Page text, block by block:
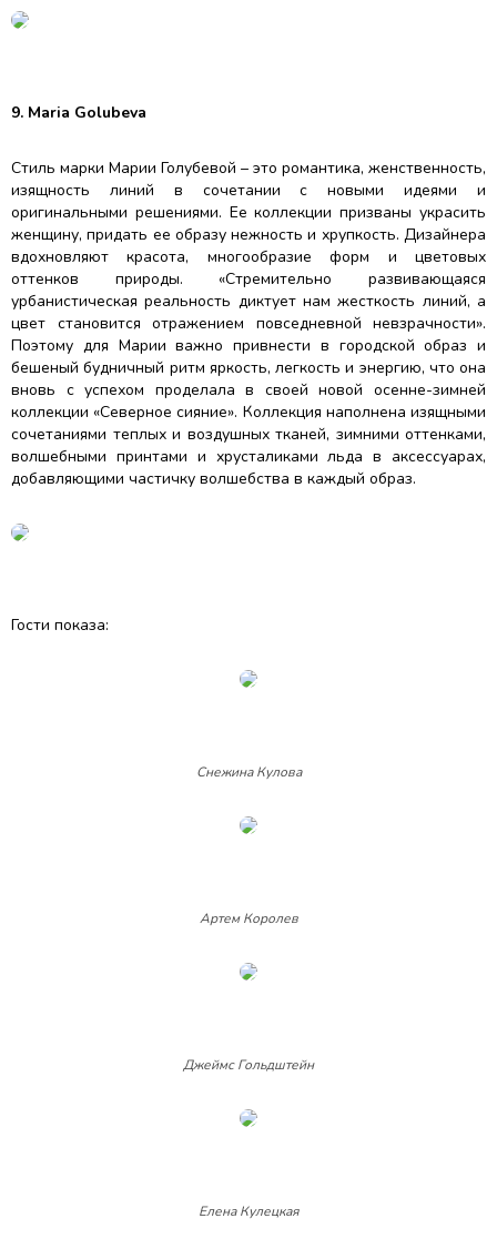
9. Maria Golubeva
Стиль марки Марии Голубевой – это романтика, женственность,
изящность линий в сочетании с новыми идеями и
оригинальными решениями. Ее коллекции призваны украсить
женщину, придать ее образу нежность и хрупкость. Дизайнера
вдохновляют красота, многообразие форм и цветовых
оттенков природы. «Стремительно развивающаяся
урбанистическая реальность диктует нам жесткость линий, а
цвет становится отражением повседневной невзрачности».
Поэтому для Марии важно привнести в городской образ и
бешеный будничный ритм яркость, легкость и энергию, что она
вновь с успехом проделала в своей новой осенне-зимней
коллекции «Северное сияние». Коллекция наполнена изящными
сочетаниями теплых и воздушных тканей, зимними оттенками,
волшебными принтами и хрусталиками льда в аксессуарах,
добавляющими частичку волшебства в каждый образ.
Гости показа:
Снежина Кулова
Артем Королев
Джеймс Гольдштейн
Елена Кулецкая